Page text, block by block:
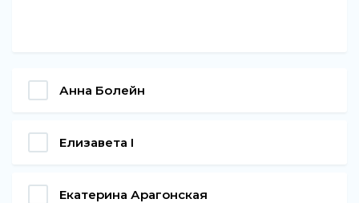
Анна Болейн
Елизавета I
Екатерина Арагонская